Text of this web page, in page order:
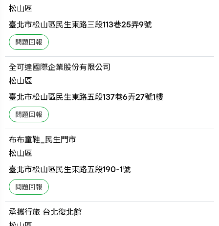
松山區
臺北市松山區民生東路三段113巷25弄9號
全可達國際企業股份有限公司
松山區
臺北市松山區民生東路五段137巷6弄27號1樓
布布童鞋_民生門市
松山區
臺北市松山區民生東路五段190-1號
承攜行旅 台北復北館